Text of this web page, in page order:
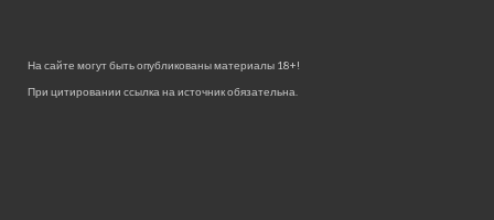
На сайте могут быть опубликованы материалы 18+!
При цитировании ссылка на источник обязательна.